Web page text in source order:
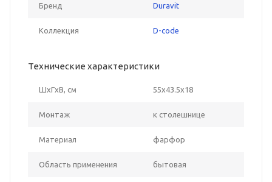
Бренд Duravit
Коллекция D-code
Технические характеристики
ШxГxВ, см 55x43.5x18
Монтаж к столешнице
Материал фарфор
Область применения бытовая